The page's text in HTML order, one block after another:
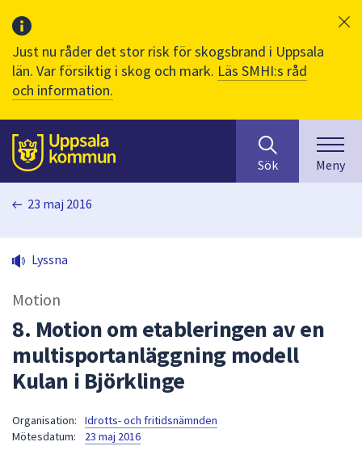
Just nu råder det stor risk för skogsbrand i Uppsala
län. Var försiktig i skog och mark. Läs SMHI:s råd
och information.
Till sidans
huvudinnehåll
efter
innehåll
på
sökfältet
kommer
sökförslag
Sök Meny
23 maj 2016
Lyssna
Motion
8. Motion om etableringen av en
multisportanläggning modell
Kulan i Björklinge
Organisation:
Idrotts- och fritidsnämnden
Mötesdatum:
23 maj 2016